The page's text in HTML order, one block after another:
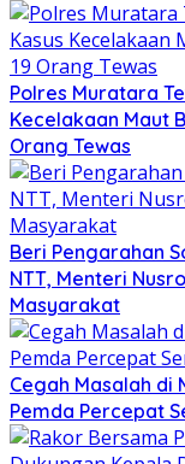
Polres Muratara
Kecelakaan Maut
Orang Tewas
Beri Pengarahan
NTT, Menteri
Masyarakat
Cegah Masalah di
Pemda Percepat